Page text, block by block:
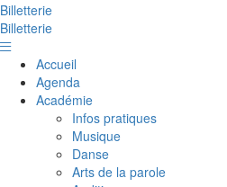
Billetterie
Billetterie
Accueil
Agenda
Académie
Infos pratiques
Musique
Danse
Arts de la parole